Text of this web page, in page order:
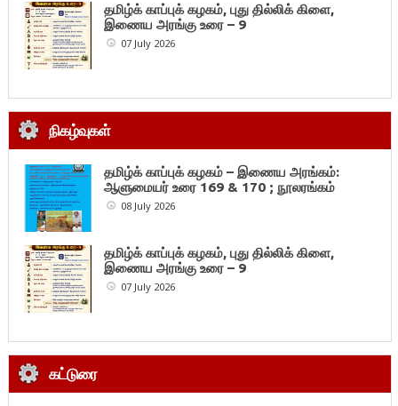
தமிழ்க் காப்புக் கழகம், புது தில்லிக் கிளை,
இணைய அரங்கு உரை – 9
07 July 2026
நிகழ்வுகள்
தமிழ்க் காப்புக் கழகம் – இணைய அரங்கம்:
ஆளுமையர் உரை 169 & 170 ; நூலரங்கம்
08 July 2026
தமிழ்க் காப்புக் கழகம், புது தில்லிக் கிளை,
இணைய அரங்கு உரை – 9
07 July 2026
கட்டுரை